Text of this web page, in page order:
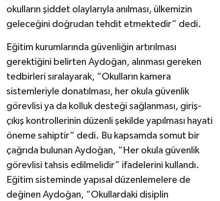
okulların şiddet olaylarıyla anılması, ülkemizin
geleceğini doğrudan tehdit etmektedir” dedi.
Eğitim kurumlarında güvenliğin artırılması
gerektiğini belirten Aydoğan, alınması gereken
tedbirleri sıralayarak, “Okulların kamera
sistemleriyle donatılması, her okula güvenlik
görevlisi ya da kolluk desteği sağlanması, giriş-
çıkış kontrollerinin düzenli şekilde yapılması hayati
öneme sahiptir” dedi. Bu kapsamda somut bir
çağrıda bulunan Aydoğan, “Her okula güvenlik
görevlisi tahsis edilmelidir” ifadelerini kullandı.
Eğitim sisteminde yapısal düzenlemelere de
değinen Aydoğan, “Okullardaki disiplin